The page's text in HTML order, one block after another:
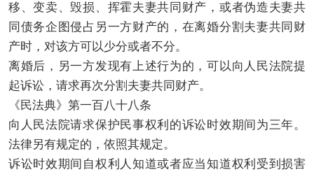
移、变卖、毁损、挥霍夫妻共同财产，或者伪造夫妻共
同债务企图侵占另一方财产的，在离婚分割夫妻共同财
产时，对该方可以少分或者不分。
离婚后，另一方发现有上述行为的，可以向人民法院提
起诉讼，请求再次分割夫妻共同财产。
《民法典》第一百八十八条
向人民法院请求保护民事权利的诉讼时效期间为三年。
法律另有规定的，依照其规定。
诉讼时效期间自权利人知道或者应当知道权利受到损害